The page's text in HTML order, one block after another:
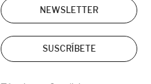
NEWSLETTER
SUSCRÍBETE